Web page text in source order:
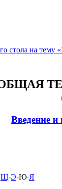
стола на
Введение и
Щ-Э-Ю-Я